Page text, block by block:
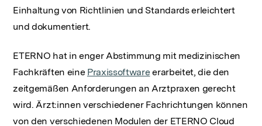
Einhaltung von Richtlinien und Standards erleichtert
und dokumentiert.
ETERNO hat in enger Abstimmung mit medizinischen
Fachkräften eine Praxissoftwareerarbeitet, die den
zeitgemäßen Anforderungen an Arztpraxen gerecht
wird. Ärzt:innen verschiedener Fachrichtungen können
von den verschiedenen Modulen der ETERNO Cloud